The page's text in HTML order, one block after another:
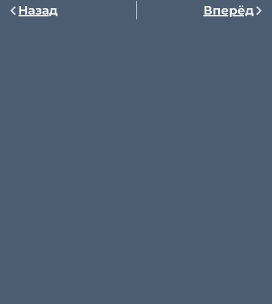
Назад Вперёд